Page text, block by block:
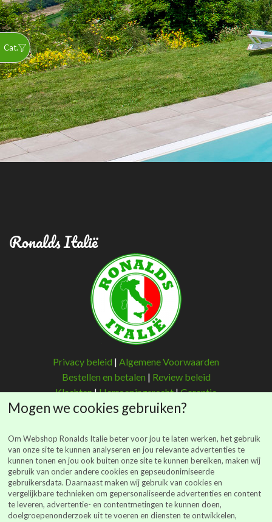
Ronalds Italië
Privacy beleid | Algemene Voorwaarden
Bestellen en betalen | Review beleid
Klachten|Herroepingsrecht|Garantie
Ronalds Italië
(Ronalds Italië Delicatessen B.V.)
Walderstraat 26
7241 BJ Lochem
Mogen we cookies gebruiken?
Om Webshop Ronalds Italie beter voor jou te laten werken, het gebruik
van onze site te kunnen analyseren en jou relevante advertenties te
kunnen tonen en jou ook buiten onze site te kunnen bereiken, maken wij
gebruik van onder andere cookies en gepseudonimiseerde
gebruikersdata. Daarnaast maken wij gebruik van cookies en
vergelijkbare technieken om gepersonaliseerde advertenties en content
te leveren, advertentie- en contentmetingen te kunnen doen,
doelgroepenonderzoek uit te voeren en diensten te ontwikkelen,